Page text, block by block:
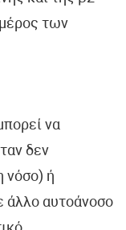
των
να
δεν
νόσο) ή
άλλο αυτοάνοσο